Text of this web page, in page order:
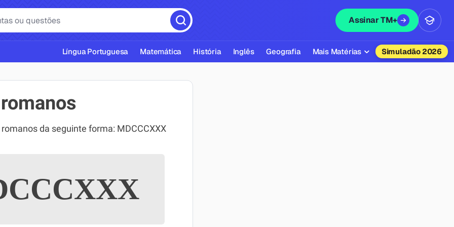
Assinar TM+
ABNT
Língua Portuguesa Matemática História Inglês Geografia Mais Matérias Simuladão 2026
da seguinte forma: MDCCCXXX